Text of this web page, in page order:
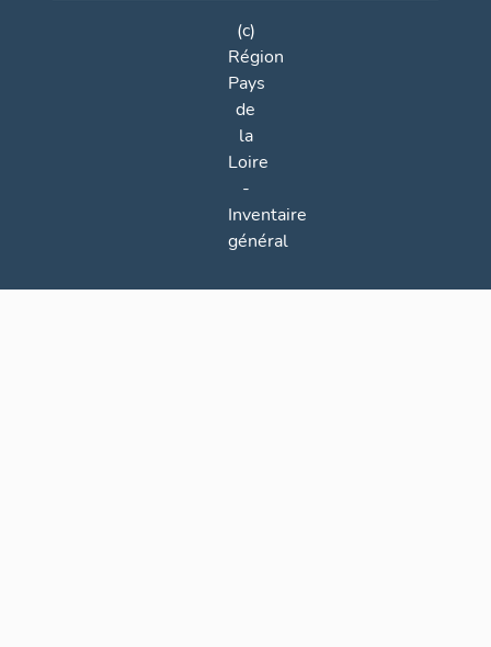
(c)
Région
Pays
de
la
Loire
-
Inventaire
général